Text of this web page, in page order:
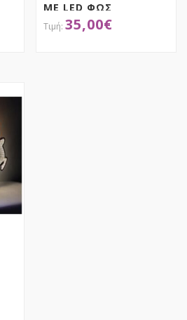
ΜΕ LED ΦΩΣ
ΜΠΑΤΑΡΙΑΣ
35,00€